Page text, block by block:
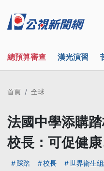
總預算審查 漢光演習
首頁 全球
法國中學添購
校長：可促健
踩踏 校長 世界衛生